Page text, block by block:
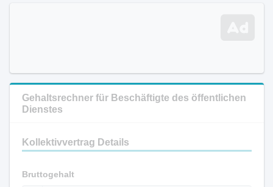
Gehaltsrechner für Beschäftigte des öffentlichen
Dienstes
Kollektivvertrag Details
Bruttogehalt